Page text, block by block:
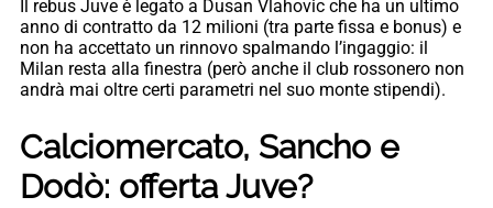
Il rebus Juve è legato a Dusan Vlahovic che ha un ultimo
anno di contratto da 12 milioni (tra parte fissa e bonus) e
non ha accettato un rinnovo spalmando l’ingaggio: il
Milan resta alla finestra (però anche il club rossonero non
andrà mai oltre certi parametri nel suo monte stipendi).
Calciomercato, Sancho e
Dodò: offerta Juve?